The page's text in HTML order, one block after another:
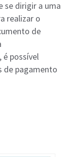
se dirigir a uma
realizar o
de
é possível
de pagamento